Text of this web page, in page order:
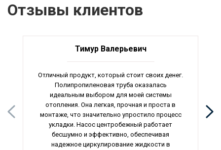
Отзывы клиентов
Тимур Валерьевич
Отличный продукт, который стоит своих денег.
Полипропиленовая труба оказалась
идеальным выбором для моей системы
отопления. Она легкая, прочная и проста в
монтаже, что значительно упростило процесс
укладки. Насос центробежный работает
бесшумно и эффективно, обеспечивая
надежное циркулирование жидкости в